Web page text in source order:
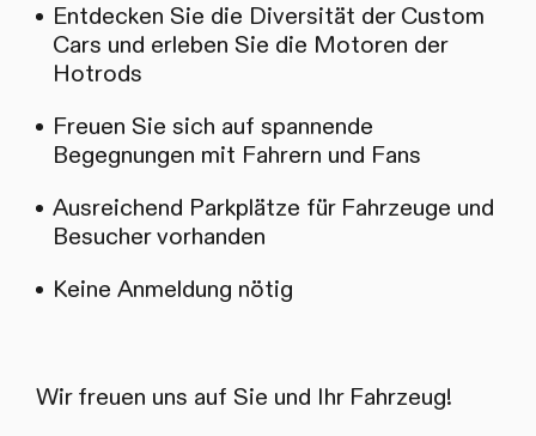
Entdecken Sie die Diversität der Custom
Cars und erleben Sie die Motoren der
Hotrods
Freuen Sie sich auf spannende
Begegnungen mit Fahrern und Fans
Ausreichend Parkplätze für Fahrzeuge und
Besucher vorhanden
Keine Anmeldung nötig
Wir freuen uns auf Sie und Ihr Fahrzeug!